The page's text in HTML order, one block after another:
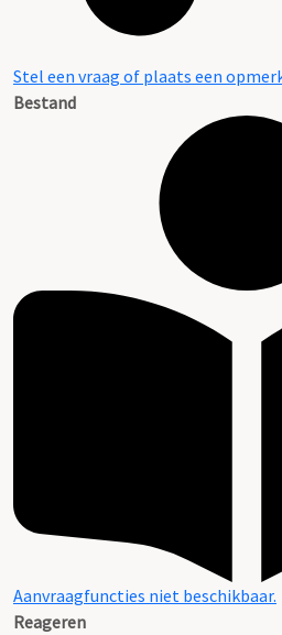
Stel een vraag of plaats een
Bestand
Aanvraagfuncties niet beschikbaar.
Reageren